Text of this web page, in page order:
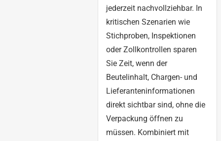
jederzeit nachvollziehbar. In
kritischen Szenarien wie
Stichproben, Inspektionen
oder Zollkontrollen sparen
Sie Zeit, wenn der
Beutelinhalt, Chargen- und
Lieferanteninformationen
direkt sichtbar sind, ohne die
Verpackung öffnen zu
müssen. Kombiniert mit